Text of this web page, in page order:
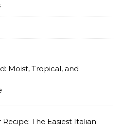
Moist, Tropical, and
The Easiest Italian